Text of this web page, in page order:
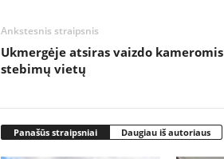
Ankstesnis straipsnis
Ukmergėje atsiras vaizdo kameromis
stebimų vietų
Panašūs straipsniai Daugiau iš autoriaus